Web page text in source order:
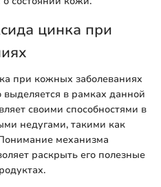
цинка при
при кожных заболеваниях
в рамках данной
своими способностями в
недугами, такими как
механизма
раскрыть его полезные